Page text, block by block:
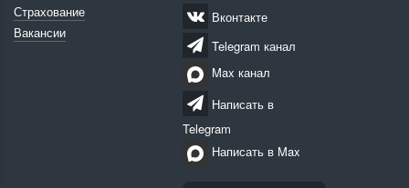
Страхование
Вакансии
Вконтакте
Telegram канал
Max канал
Написать в
Telegram
Написать в Max